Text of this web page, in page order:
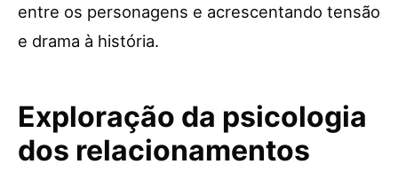
entre os personagens e acrescentando tensão
e drama à história.
Exploração da psicologia
dos relacionamentos